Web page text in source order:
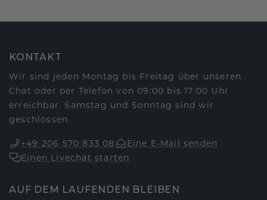
KONTAKT
Wir sind jeden Montag bis Freitag über unseren
Chat oder per Telefon von 09:00 bis 17:00 Uhr
erreichbar. Samstag und Sonntag sind wir
geschlossen.
+49 206 570 833 08
Eine E-Mail senden
Einen Livechat starten
AUF DEM LAUFENDEN BLEIBEN